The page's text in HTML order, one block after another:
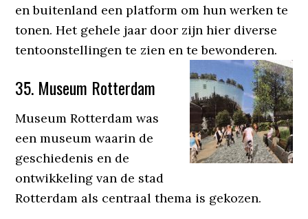
en buitenland een platform om hun werken te
tonen. Het gehele jaar door zijn hier diverse
tentoonstellingen te zien en te bewonderen.
35. Museum Rotterdam
Museum Rotterdam was
een museum waarin de
geschiedenis en de
ontwikkeling van de stad
Rotterdam als centraal thema is gekozen.